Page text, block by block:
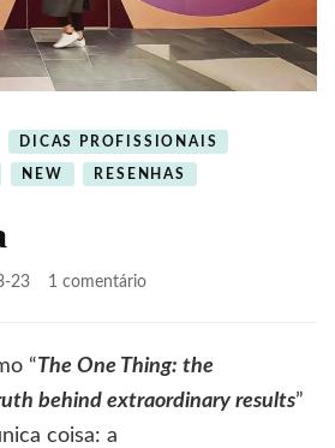
DICAS PROFISSIONAIS
NEW RESENHAS
23 1 comentárioem
coisa
“The One Thing: the
behind extraordinary results”
coisa: a